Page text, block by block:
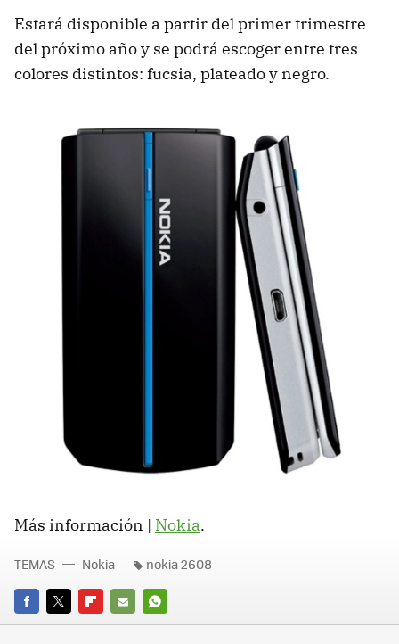
Estará disponible a partir del primer trimestre
del próximo año y se podrá escoger entre tres
colores distintos: fucsia, plateado y negro.
Más información | Nokia.
FACEBOOK
TWITTERFLIPBOARD
E-
WHATSAPP
TEMAS Nokia nokia 2608